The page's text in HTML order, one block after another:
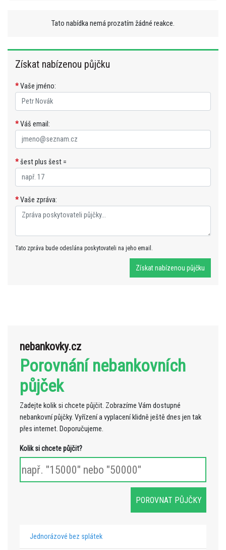
Tato nabídka nemá prozatím žádné reakce.
Získat nabízenou půjčku
*Vaše jméno:
*Váš email:
*šest plus šest =
*Vaše zpráva:
Tato zpráva bude odeslána poskytovateli na jeho email.
nebankovky.cz
Porovnání nebankovních
půjček
Zadejte kolik si chcete půjčit. Zobrazíme Vám dostupné
nebankovní půjčky. Vyřízení a vyplacení klidně ještě dnes jen tak
přes internet. Doporučujeme.
Kolik si chcete půjčit?
Jednorázové bez splátek